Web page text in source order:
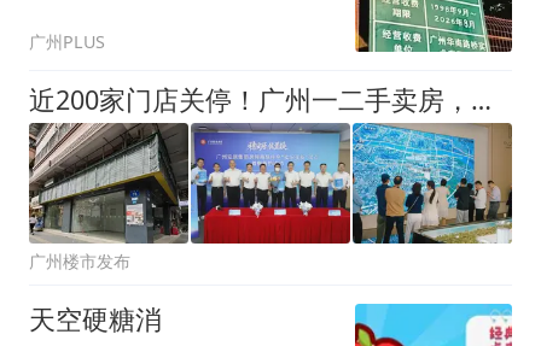
广州PLUS
近200家门店关停！广州一二手卖房，没那么依赖中介了
广州楼市发布
天空硬糖消